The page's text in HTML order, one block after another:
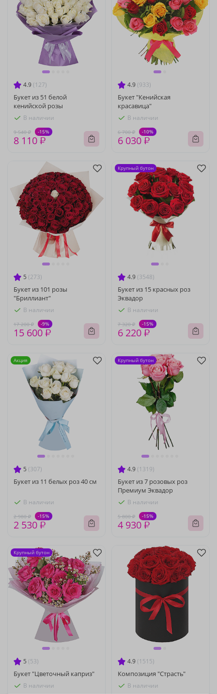
4.9 (127)
Букет из 51 белой
кенийской розы
В наличии
9 540 ₽ -15%
8 110 ₽
4.9 (933)
Букет "Кенийская
красавица"
В наличии
6 700 ₽ -10%
6 030 ₽
5 (273)
Букет из 101 розы
"Бриллиант"
В наличии
17 200 ₽ -9%
15 600 ₽
4.9 (3548)
Букет из 15 красных роз
Эквадор
В наличии
7 320 ₽ -15%
6 220 ₽
Крупный бутон
5 (307)
Букет из 11 белых роз 40 см
В наличии
2 980 ₽ -15%
2 530 ₽
Акция
4.9 (1319)
Букет из 7 розовых роз
Премиум Эквадор
В наличии
5 800 ₽ -15%
4 930 ₽
Крупный бутон
5 (53)
Букет "Цветочный каприз"
В наличии
Крупный бутон
4.9 (1515)
Композиция "Страсть"
В наличии